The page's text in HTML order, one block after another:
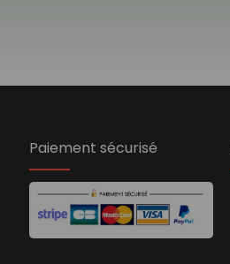
Paiement sécurisé